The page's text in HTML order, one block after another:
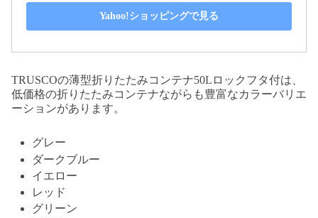
Yahoo!ショッピングで見る
TRUSCOの薄型折りたたみコンテナ50Lロックフタ付は、
低価格の折りたたみコンテナながらも豊富なカラーバリエ
ーションがあります。
グレー
ダークブルー
イエロー
レッド
グリーン